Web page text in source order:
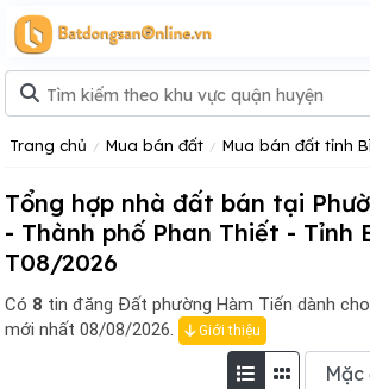
Trang chủ Mua bán đất Mua bán đất tỉnh
Tổng hợp nhà đất bán tại
- Thành phố Phan Thiết - Tỉnh
T08/2026
Có 8 tin đăng Đất phường Hàm Tiến dành
mới nhất 08/08/2026.
Giới thiệu